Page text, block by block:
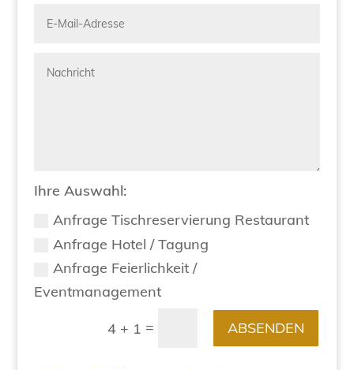
Ihre Auswahl:
Anfrage Tischreservierung Restaurant
Anfrage Hotel / Tagung
Anfrage Feierlichkeit /
Eventmanagement
4 + 1 = ABSENDEN